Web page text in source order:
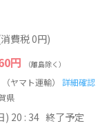
費税0円)
円 （離島除く）
ヤマト運輸） 詳細確認
県
) 20 : 34 終了予定